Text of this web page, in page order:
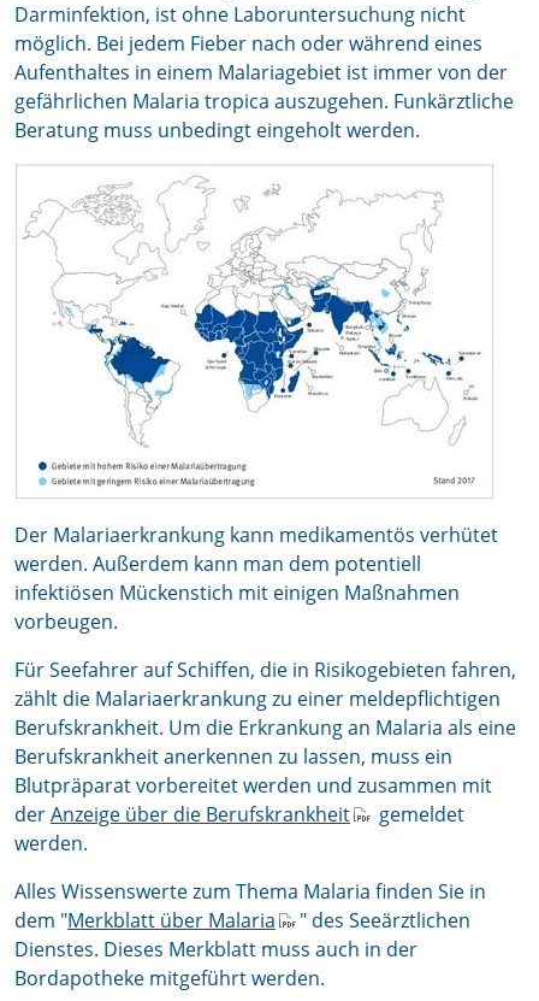
Darminfektion, ist ohne Laboruntersuchung nicht
möglich. Bei jedem Fieber nach oder während eines
Aufenthaltes in einem Malariagebiet ist immer von der
gefährlichen Malaria tropica auszugehen. Funkärztliche
Beratung muss unbedingt eingeholt werden.
Der Malariaerkrankung kann medikamentös verhütet
werden. Außerdem kann man dem potentiell
infektiösen Mückenstich mit einigen Maßnahmen
vorbeugen.
Für Seefahrer auf Schiffen, die in Risikogebieten fahren,
zählt die Malariaerkrankung zu einer meldepflichtigen
Berufskrankheit. Um die Erkrankung an Malaria als eine
Berufskrankheit anerkennen zu lassen, muss ein
Blutpräparat vorbereitet werden und zusammen mit
derAnzeige über die Berufskrankheit
gemeldet
werden.
Alles Wissenswerte zum Thema Malaria finden Sie in
dem "Merkblatt über Malaria " des Seeärztlichen
Dienstes. Dieses Merkblatt muss auch in der
Bordapotheke mitgeführt werden.